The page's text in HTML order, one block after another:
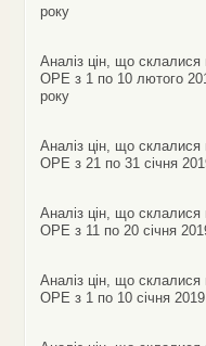
року
Аналіз цін, що склалися
ОРЕ з 1 по 10 лютого
року
Аналіз цін, що склалися
ОРЕ з 21 по 31 січня
Аналіз цін, що склалися
ОРЕ з 11 по 20 січня
Аналіз цін, що склалися
ОРЕ з 1 по 10 січня